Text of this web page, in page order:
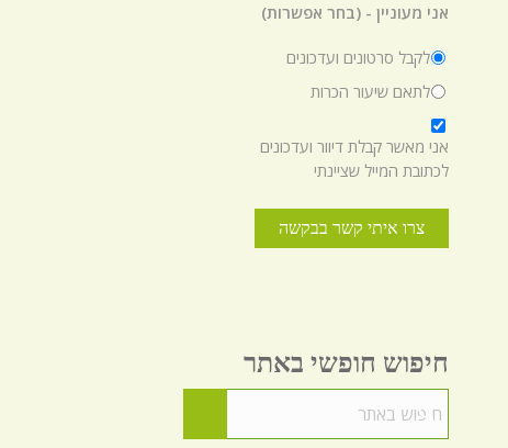
אני מעוניין - (בחר אפשרות)
לקבל סרטונים ועדכונים
לתאם שיעור הכרות
*
אני מאשר קבלת דיוור ועדכונים
לכתובת המייל שציינתי
חיפוש חופשי באתר